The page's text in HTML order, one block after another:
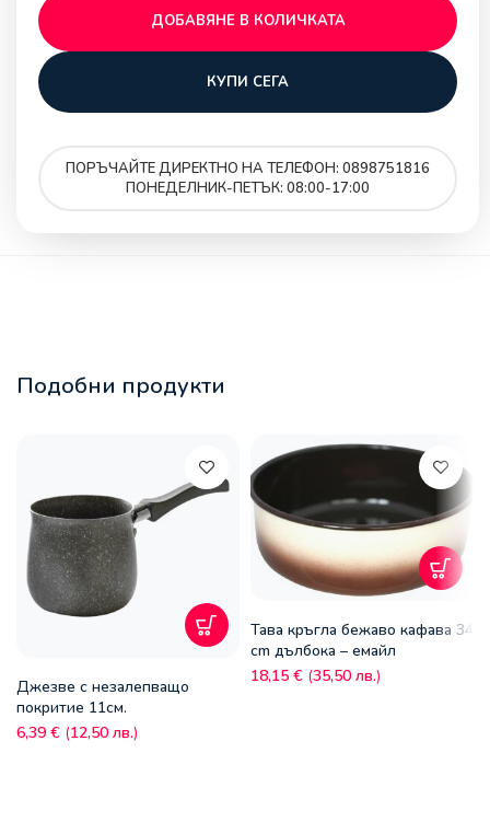
ДОБАВЯНЕ В КОЛИЧКАТА
КУПИ СЕГА
ПОРЪЧАЙТЕ ДИРЕКТНО НА ТЕЛЕФОН: 0898751816
ПОНЕДЕЛНИК-ПЕТЪК: 08:00-17:00
Подобни продукти
Джезве с незалепващо
покритие 11см.
6,39 € (12,50 лв.)
Тава кръгла бежаво кафава 34
cm дълбока – емайл
18,15 € (35,50 лв.)